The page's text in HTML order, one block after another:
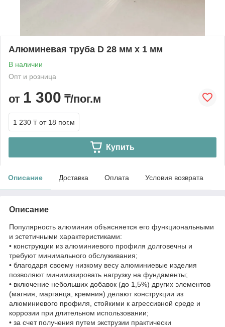
Алюминевая труба D 28 мм х 1 мм
В наличии
Опт и розница
от 1 300 ₸/пог.м
1 230 ₸ от 18 пог.м
Купить
Описание Доставка Оплата Условия возврата
Описание
Популярность алюминия объясняется его функциональными
и эстетичными характеристиками:
• конструкции из алюминиевого профиля долговечны и
требуют минимального обслуживания;
• благодаря своему низкому весу алюминиевые изделия
позволяют минимизировать нагрузку на фундаменты;
• включение небольших добавок (до 1,5%) других элементов
(магния, марганца, кремния) делают конструкции из
алюминиевого профиля, стойкими к агрессивной среде и
коррозии при длительном использовании;
• за счет получения путем экструзии практически